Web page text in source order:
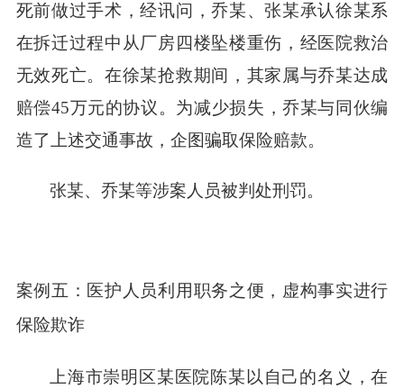
死前做过手术，经讯问，乔某、张某承认徐某系
在拆迁过程中从厂房四楼坠楼重伤，经医院救治
无效死亡。在徐某抢救期间，其家属与乔某达成
赔偿45万元的协议。为减少损失，乔某与同伙编
造了上述交通事故，企图骗取保险赔款。
张某、乔某等涉案人员被判处刑罚。
案例五：医护人员利用职务之便，虚构事实进行
保险欺诈
上海市崇明区某医院陈某以自己的名义，在